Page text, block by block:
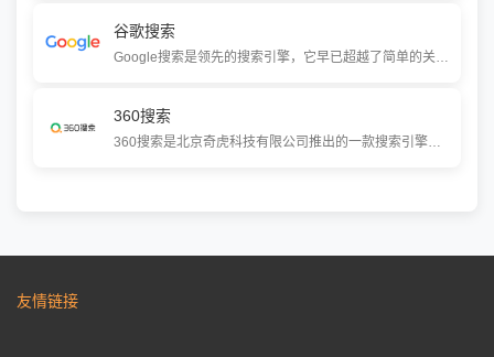
谷歌搜索
360搜索
友情链接